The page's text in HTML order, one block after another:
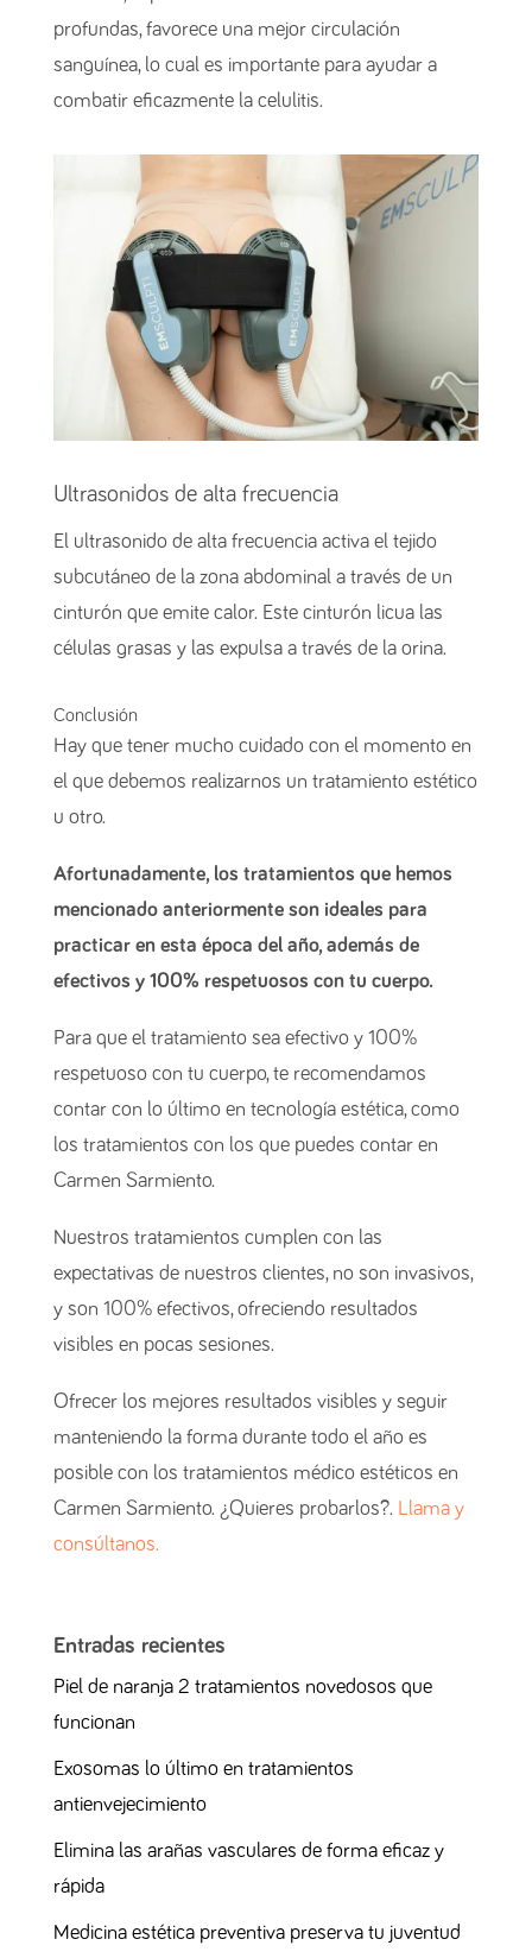
profundas, favorece una mejor circulación
sanguínea, lo cual es importante para ayudar a
combatir eficazmente la celulitis.
Ultrasonidos de alta frecuencia
El ultrasonido de alta frecuencia activa el tejido
subcutáneo de la zona abdominal a través de un
cinturón que emite calor. Este cinturón licua las
células grasas y las expulsa a través de la orina.
Conclusión
Hay que tener mucho cuidado con el momento en
el que debemos realizarnos un tratamiento estético
u otro.
Afortunadamente, los tratamientos que hemos
mencionado anteriormente son ideales para
practicar en esta época del año, además de
efectivos y 100% respetuosos con tu cuerpo.
Para que el tratamiento sea efectivo y 100%
respetuoso con tu cuerpo, te recomendamos
contar con lo último en tecnología estética, como
los tratamientos con los que puedes contar en
Carmen Sarmiento.
Nuestros tratamientos cumplen con las
expectativas de nuestros clientes, no son invasivos,
y son 100% efectivos, ofreciendo resultados
visibles en pocas sesiones.
Ofrecer los mejores resultados visibles y seguir
manteniendo la forma durante todo el año es
posible con los tratamientos médico estéticos en
Carmen Sarmiento. ¿Quieres probarlos?. Llama y
consúltanos.
Entradas recientes
Piel de naranja 2 tratamientos novedosos que
funcionan
Exosomas lo último en tratamientos
antienvejecimiento
Elimina las arañas vasculares de forma eficaz y
rápida
Medicina estética preventiva preserva tu juventud